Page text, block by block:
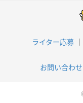
ライター応募
お問い合わせ